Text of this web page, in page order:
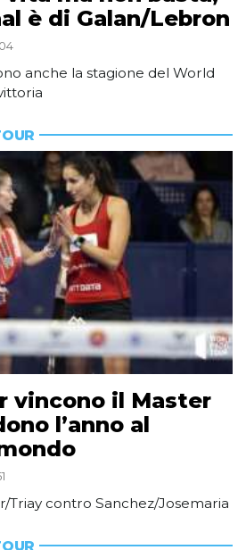
è di Galan/Lebron
anche la stagione del World
vincono il Master
l’anno al
Triay contro Sanchez/Josemaria